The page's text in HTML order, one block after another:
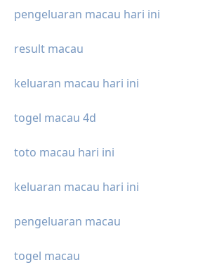
pengeluaran macau hari ini
result macau
keluaran macau hari ini
togel macau 4d
toto macau hari ini
keluaran macau hari ini
pengeluaran macau
togel macau